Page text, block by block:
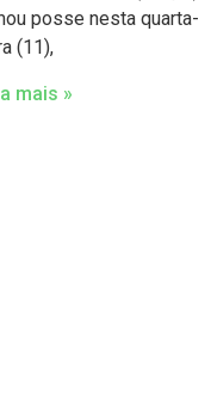
posse nesta quarta-
(11),
mais »